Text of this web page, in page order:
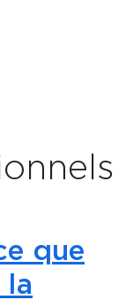
que
la